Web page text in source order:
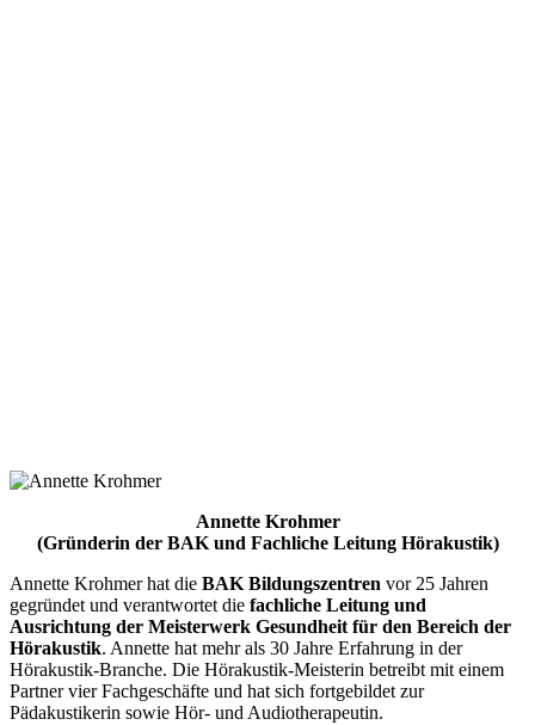
Annette Krohmer
(Gründerin der BAK und Fachliche Leitung Hörakustik)
Annette Krohmer hat die BAK Bildungszentren vor 25 Jahren
gegründet und verantwortet die fachliche Leitung und
Ausrichtung der Meisterwerk Gesundheit für den Bereich der
Hörakustik. Annette hat mehr als 30 Jahre Erfahrung in der
Hörakustik-Branche. Die Hörakustik-Meisterin betreibt mit einem
Partner vier Fachgeschäfte und hat sich fortgebildet zur
Pädakustikerin sowie Hör- und Audiotherapeutin.